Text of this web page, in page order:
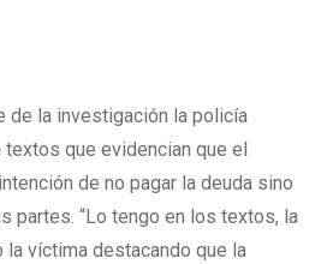
de la investigación la policía
que evidencian que el
de no pagar la deuda sino
partes. “Lo tengo en los textos, la
la víctima destacando que la